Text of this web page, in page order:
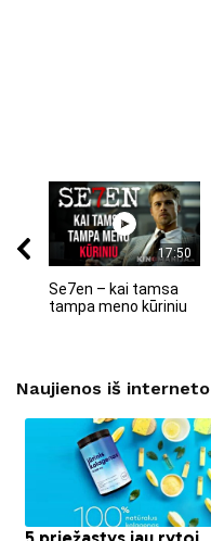
17:50
Se7en – kai tamsa
tampa meno kūriniu
Naujienos iš interneto